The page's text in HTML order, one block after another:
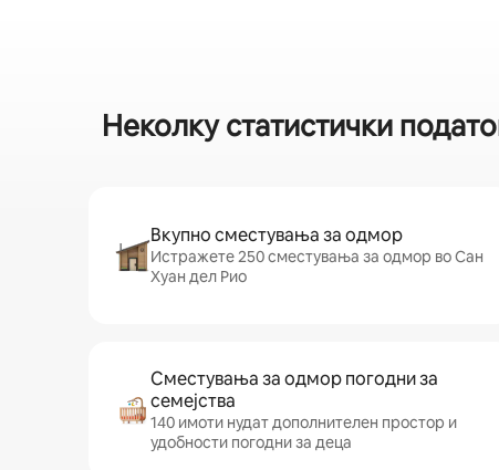
Неколку статистички
Вкупно сместувања за одмор
Истражете 250 сместувања за одмор во Сан
Хуан дел Рио
Сместувања за одмор погодни за
семејства
140 имоти нудат дополнителен простор и
удобности погодни за деца